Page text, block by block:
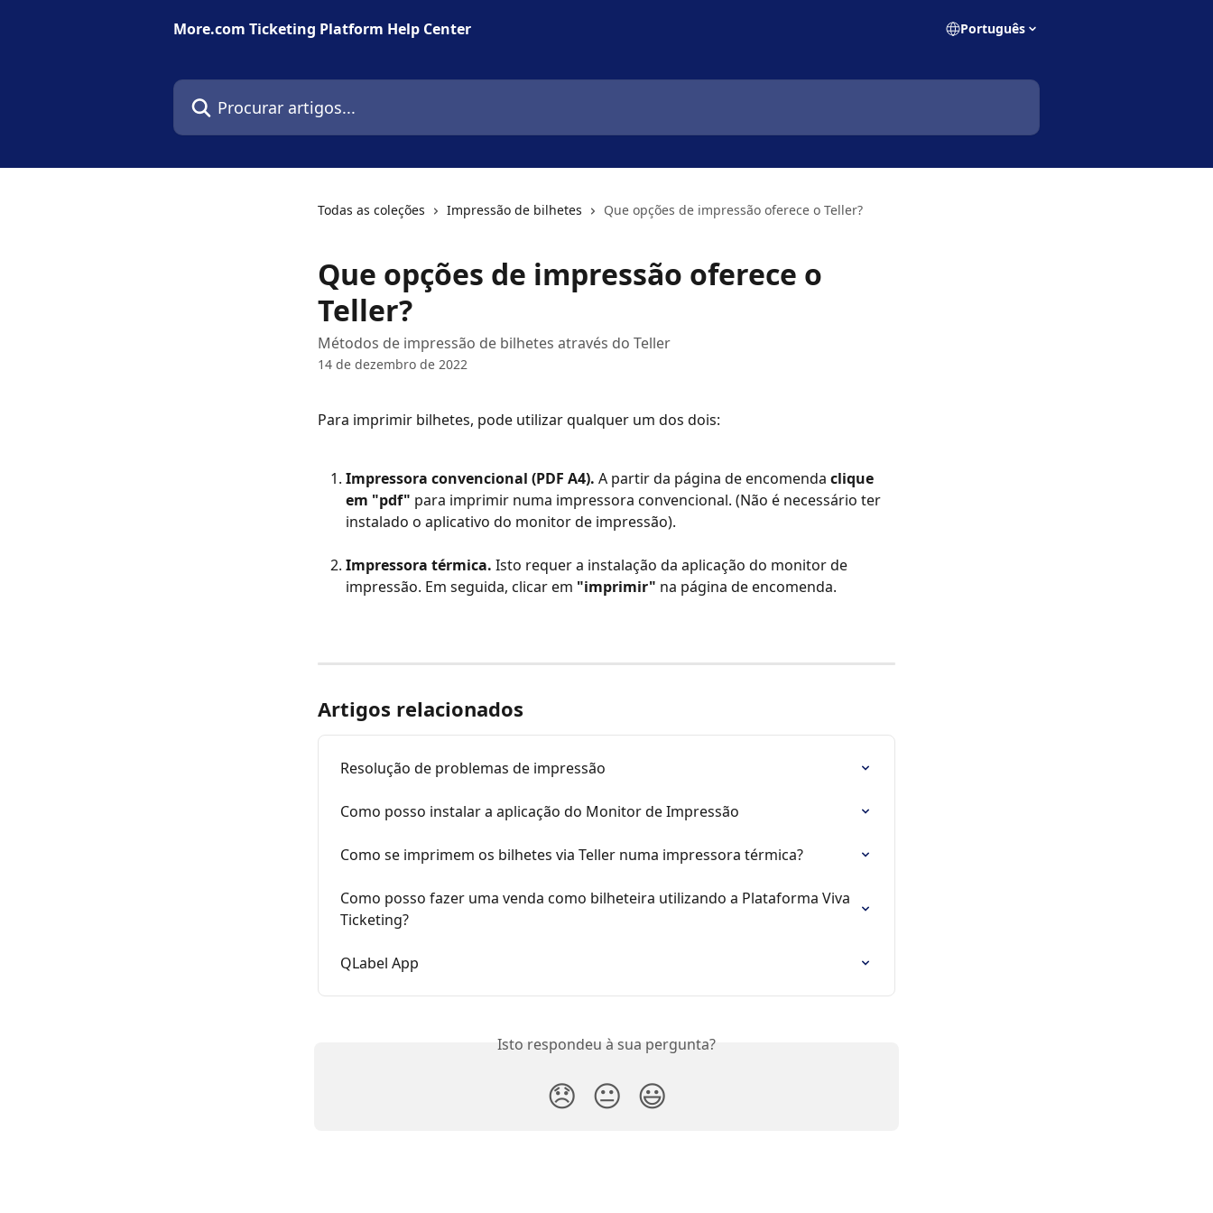
More.com Ticketing Platform Help Center
Português
Procurar artigos...
Todas as coleções Impressão de bilhetes Que opções de impressão oferece o Teller?
Que opções de impressão oferece o
Teller?
Métodos de impressão de bilhetes através do Teller
14 de dezembro de 2022
Para imprimir bilhetes, pode utilizar qualquer um dos dois:
Impressora convencional (PDF A4). A partir da página de encomenda clique
em "pdf" para imprimir numa impressora convencional. (Não é necessário ter
instalado o aplicativo do monitor de impressão).
Impressora térmica. Isto requer a instalação da aplicação do monitor de
impressão. Em seguida, clicar em "imprimir" na página de encomenda.
Artigos relacionados
Resolução de problemas de impressão
Como posso instalar a aplicação do Monitor de Impressão
Como se imprimem os bilhetes via Teller numa impressora térmica?
Como posso fazer uma venda como bilheteira utilizando a Plataforma Viva
Ticketing?
QLabel App
Isto respondeu à sua pergunta?
😞 😐 😃